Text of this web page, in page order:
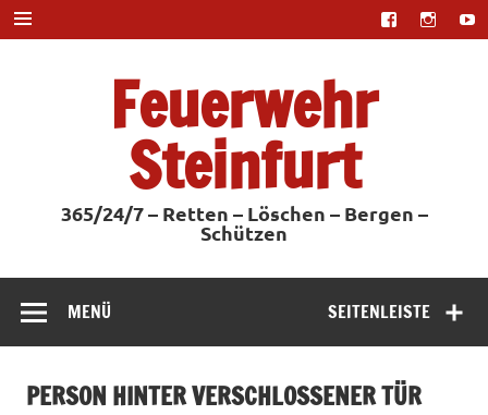
Zum
Inhalt
springen
Feuerwehr
Steinfurt
365/24/7 – Retten – Löschen – Bergen –
Schützen
SEITENLEISTE
MENÜ
PERSON HINTER VERSCHLOSSENER TÜR